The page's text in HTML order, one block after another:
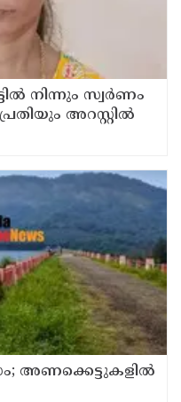
നിന്നും സ്വർണം
അറസ്റ്റിൽ
അണക്കെട്ടുകളില്‍